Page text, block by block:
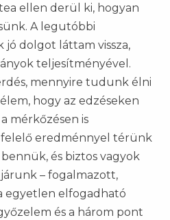
ellen derül ki, hogyan
A legutóbbi
jó dolgot láttam vissza,
teljesítményével.
mennyire tudunk élni
hogy az edzéseken
mérkőzésen is
eredménnyel térünk
és biztos vagyok
– fogalmazott,
egyetlen elfogadható
és a három pont